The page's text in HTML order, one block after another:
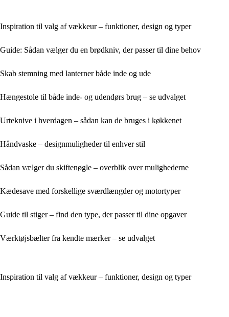
Inspiration til valg af vækkeur – funktioner, design og typer
Guide: Sådan vælger du en brødkniv, der passer til dine behov
Skab stemning med lanterner både inde og ude
Hængestole til både inde- og udendørs brug – se udvalget
Urteknive i hverdagen – sådan kan de bruges i køkkenet
Håndvaske – designmuligheder til enhver stil
Sådan vælger du skiftenøgle – overblik over mulighederne
Kædesave med forskellige sværdlængder og motortyper
Guide til stiger – find den type, der passer til dine opgaver
Værktøjsbælter fra kendte mærker – se udvalget
Inspiration til valg af vækkeur – funktioner, design og typer